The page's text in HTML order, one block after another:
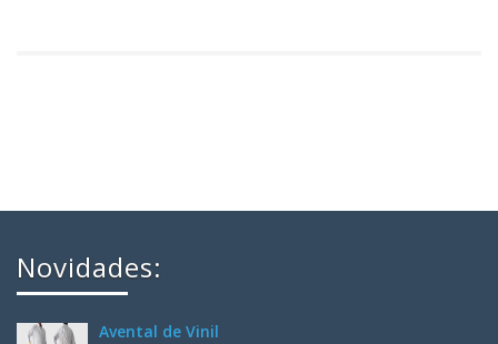
Novidades:
Avental de Vinil